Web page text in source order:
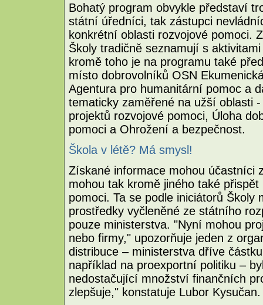
Bohatý program obvykle představí
státní úředníci, tak zástupci
konkrétní oblasti rozvojové pomoci.
Školy tradičně seznamují s
kromě toho je na programu také
místo dobrovolníků OSN
Agentura pro humanitární pomoc a
tematicky zaměřené na užší oblasti
projektů rozvojové pomoci, Úloha
pomoci a Ohrožení a bezpečnost.
Škola v létě? Má smysl!
Získané informace mohou účastníci
mohou tak kromě jiného také
pomoci. Ta se podle iniciátorů
prostředky vyčleněné ze státního
pouze ministerstva. "Nyní mohou
nebo firmy," upozorňuje jeden z
distribuce – ministerstva dříve
například na proexportní politiku –
nedostačující množství finančních
zlepšuje," konstatuje Lubor Kysučan.